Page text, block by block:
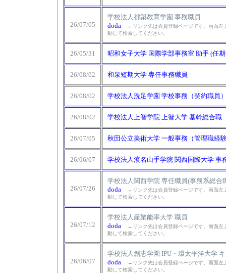
26/07/05
学校法人都築教育学園 事務職員
doda
←リンク先は会員登録ページです。画面左
動して検索してください。
26/05/31 昭和女子大学 国際学部事務室 助手 (任
26/08/02 和泉短期大学 専任事務職員
26/08/02 学校法人洗足学園 学校事務（契約職員
26/08/02 学校法人上智学院 上智大学 基幹総合職
26/07/05 秋田公立美術大学 一般事務（管理職経
26/06/07 学校法人濱名山手学院 関西国際大学 事
26/07/26
学校法人関西学院 専任職員(事務系総合
doda
←リンク先は会員登録ページです。画面左
動して検索してください。
26/07/12
学校法人産業能率大学 職員
doda
←リンク先は会員登録ページです。画面左
動して検索してください。
26/06/07
学校法人創志学園 IPU・環太平洋大学
doda
←リンク先は会員登録ページです。画面左
動して検索してください。